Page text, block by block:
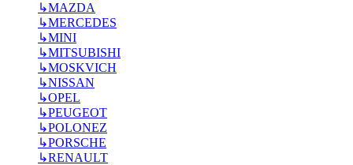
↳MAZDA
↳MERCEDES
↳MINI
↳MITSUBISHI
↳MOSKVICH
↳NISSAN
↳OPEL
↳PEUGEOT
↳POLONEZ
↳PORSCHE
↳RENAULT